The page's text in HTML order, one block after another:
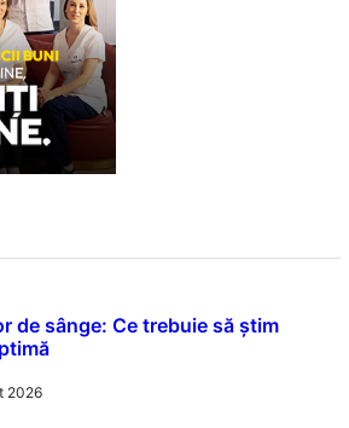
de sânge: Ce trebuie să știm
2026